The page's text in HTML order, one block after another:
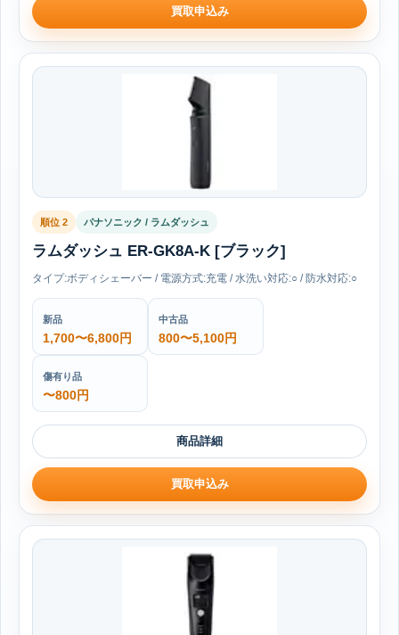
買取申込み
順位 2 パナソニック / ラムダッシュ
ラムダッシュ ER-GK8A-K [ブラック]
タイプ:ボディシェーバー / 電源方式:充電 / 水洗い対応:○ / 防水対応:○
新品
1,700〜6,800円
中古品
800〜5,100円
傷有り品
〜800円
商品詳細
買取申込み